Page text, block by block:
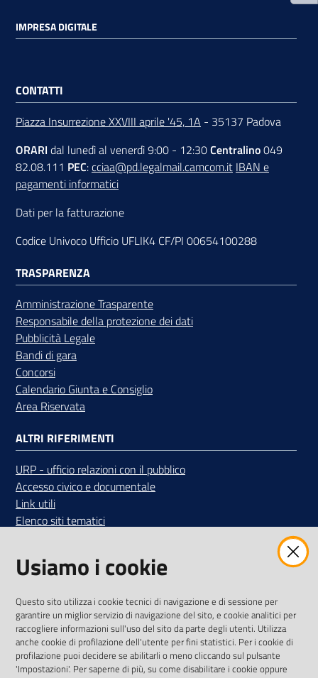
IMPRESA DIGITALE
CONTATTI
Piazza Insurrezione XXVIII aprile '45, 1A - 35137 Padova
ORARI dal lunedì al venerdì 9:00 - 12:30Centralino049
82.08.111 PEC:cciaa@pd.legalmail.camcom.it IBAN e
pagamenti informatici
Dati per la fatturazione
Codice Univoco Ufficio UFLIK4 CF/PI 00654100288
TRASPARENZA
Amministrazione Trasparente
Responsabile della protezione dei dati
Pubblicità Legale
Bandi di gara
Concorsi
Calendario Giunta e Consiglio
Area Riservata
ALTRI RIFERIMENTI
URP - ufficio relazioni con il pubblico
Accesso civico e documentale
Link utili
Elenco siti tematici
Ricevi tutti gli aggiornamenti su eventi, nuove opportunità e
adempimenti normativi
Usiamo i cookie
Questo sito utilizza i cookie tecnici di navigazione e di sessione per
garantire un miglior servizio di navigazione del sito, e cookie analitici per
raccogliere informazioni sull'uso del sito da parte degli utenti. Utilizza
anche cookie di profilazione dell'utente per fini statistici. Per i cookie di
profilazione puoi decidere se abilitarli o meno cliccando sul pulsante
'Impostazioni'. Per saperne di più, su come disabilitare i cookie oppure